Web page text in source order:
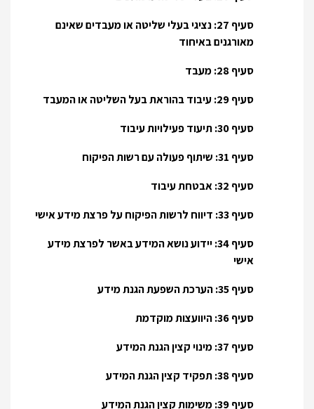
סעיף 27: נציגי בעלי שליטה או מעבדים שאינם
מאורגנים באיחוד
סעיף 28: מעבד
סעיף 29: עיבוד בהוראת בעל השליטה או המעבד
סעיף 30: תיעוד פעילויות עיבוד
סעיף 31: שיתוף פעולה עם רשות הפיקוח
סעיף 32: אבטחת עיבוד
סעיף 33: דיווח לרשות הפיקוח על פרצת מידע אישי
סעיף 34: יידוע נושא המידע באשר לפרצת מידע
אישי
סעיף 35: הערכת השפעת הגנת מידע
סעיף 36: היוועצות מוקדמת
סעיף 37: מינוי קצין הגנת המידע
סעיף 38: תפקיד קצין הגנת המידע
סעיף 39: משימות קצין הגנת המידע